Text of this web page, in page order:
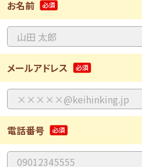
お名前
メールアドレス
電話番号